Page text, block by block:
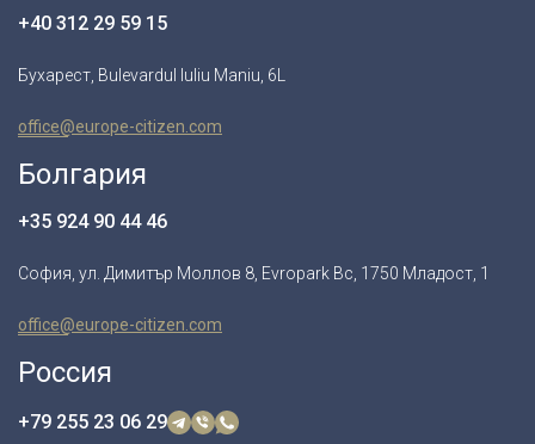
+40 312 29 59 15
Бухарест, Bulevardul Iuliu Maniu, 6L
office@europe-citizen.com
Болгария
+35 924 90 44 46
София, ул. Димитър Моллов 8, Evropark Bc, 1750 Младост, 1
office@europe-citizen.com
Россия
+79 255 23 06 29